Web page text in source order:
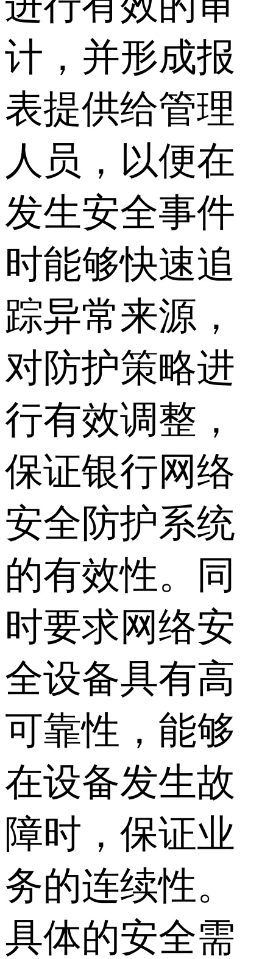
计，并形成报
表提供给管理
人员，以便在
发生安全事件
时能够快速追
踪异常来源，
对防护策略进
行有效调整，
保证银行网络
安全防护系统
的有效性。同
时要求网络安
全设备具有高
可靠性，能够
在设备发生故
障时，保证业
务的连续性。
具体的安全需